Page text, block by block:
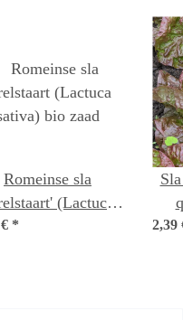
Romeinse sla
(Lactuca
bio zaad
* 2,39